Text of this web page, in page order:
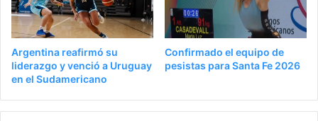
Argentina reafirmó su
liderazgo y venció a Uruguay
en el Sudamericano
Confirmado el equipo de
pesistas para Santa Fe 2026